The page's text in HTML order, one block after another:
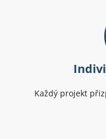
Každý projekt